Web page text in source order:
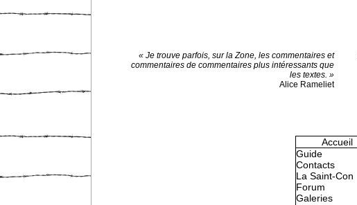
« Je trouve parfois, sur la Zone, les commentaires et
commentaires de commentaires plus intéressants que
les textes. »
Alice Rameliet
Accueil
Guide
Contacts
La Saint-Con
Forum
Galeries